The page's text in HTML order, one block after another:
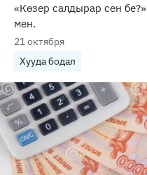
«Көзер салдырар сен
мен.
21 октября
Хууда бодал